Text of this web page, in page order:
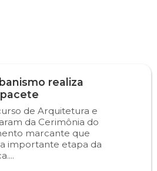
realiza
de Arquitetura e
da Cerimônia do
marcante que
importante etapa da